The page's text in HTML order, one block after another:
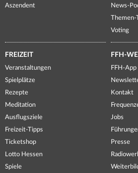
Aszendent
News-
Themen-
Voting
FREIZEIT
Veranstaltungen
Spielplätze
Rezepte
Meditation
Ausflugsziele
Freizeit-Tipps
Ticketshop
Lotto Hessen
Spiele
FFH-
FFH-App
Kontakt
Jobs
Presse